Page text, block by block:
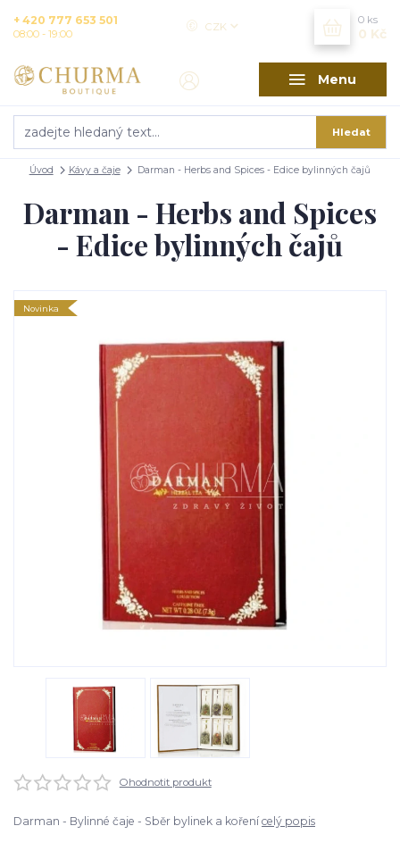
Menu
CZK
Hledat
+ 420 777 653 501
08:00 - 19:00
0 ks
0 Kč
Úvod Kávy a čaje Darman - Herbs and Spices - Edice bylinných čajů
Darman - Herbs and Spices
- Edice bylinných čajů
Novinka
Ohodnotit produkt
Darman - Bylinné čaje - Sběr bylinek a koření celý popis